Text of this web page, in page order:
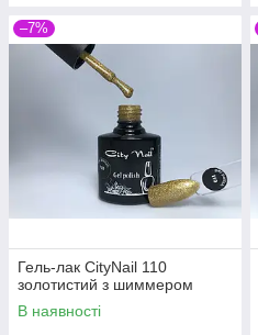
–7%
Гель-лак CityNail 110
золотистий з шиммером
В наявності